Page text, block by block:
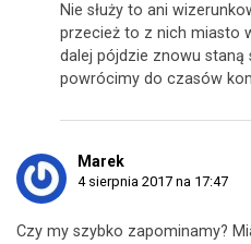
Nie służy to ani
przecież to z nich miasto
dalej pójdzie znowu staną
powrócimy do czasów
Marek
4 sierpnia 2017 na 17:47
Czy my szybko zapominamy?